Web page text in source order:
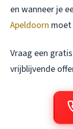
en wanneer je
Apeldoorn moet
Vraag een gratis
vrijblijvende